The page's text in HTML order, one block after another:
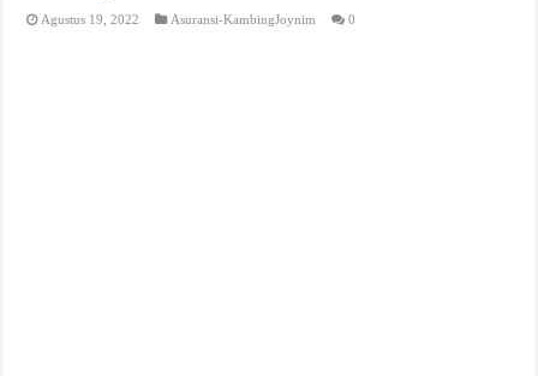
Agustus 19, 2022 Asuransi-KambingJoynim 0